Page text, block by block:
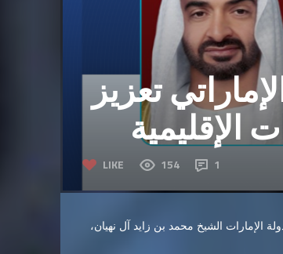
تعزيز
الإقليمية
LIKE 154 1
الإمارات الشيخ محمد بن زايد آل نهيان،